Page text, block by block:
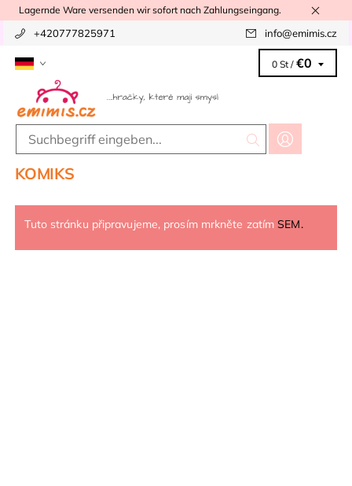
Lagernde Ware versenden wir sofort nach Zahlungseingang.
+420777825971 info@emimis.cz
0 St / €0
KOMIKS
Tuto stránku připravujeme, prosím mrkněte zatímSEM.